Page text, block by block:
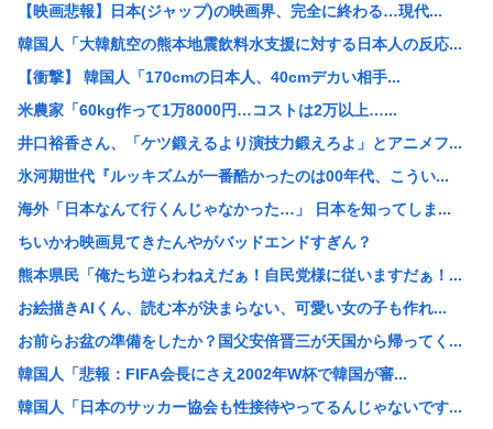
海賊王の左腕、死亡www
【地震】東京、ドンっと揺れた地震は震度2
ショートスリーパー掘、いよいよもう本当に追い詰められる
「小泉やめろ！」→市民らが横浜駅前で大絶叫www
【悲報】ニューバランスはダサい！onは時代遅れ！サロモン...
【悲報】渡邊渚さん「私がPTSDと診断された当時、世間は...
【悲報】スーパーの裏でヤニ吸う2人とかいうヤバすぎるアニ...
東京に住むメリット、よく考えると何もない
【画像】大谷真美子のJK時代、ガチで大変なことになるww...
中国、技術者の出国を制限へ「国が危険と判断したら出国禁止...
【画像】移民のお値段、明らかになるwww
台風13号、沖縄通過後に950hPaから935hPaに強...
大石あきこ、政治活動の休止を宣言
【映画悲報】日本(ジャップ)の映画界、完全に終わる…現代...
韓国人「大韓航空の熊本地震飲料水支援に対する日本人の反応...
【衝撃】 韓国人「170cmの日本人、40cmデカい相手...
米農家「60kg作って1万8000円…コストは2万以上…...
井口裕香さん、「ケツ鍛えるより演技力鍛えろよ」とアニメフ...
氷河期世代『ルッキズムが一番酷かったのは00年代、こうい...
海外「日本なんて行くんじゃなかった…」 日本を知ってしま...
ちいかわ映画見てきたんやがバッドエンドすぎん？
熊本県民「俺たち逆らわねえだぁ！自民党様に従いますだぁ！...
お絵描きAIくん、読む本が決まらない、可愛い女の子も作れ...
お前らお盆の準備をしたか？国父安倍晋三が天国から帰ってく...
韓国人「悲報：FIFA会長にさえ2002年W杯で韓国が審...
韓国人「日本のサッカー協会も性接待やってるんじゃないです...